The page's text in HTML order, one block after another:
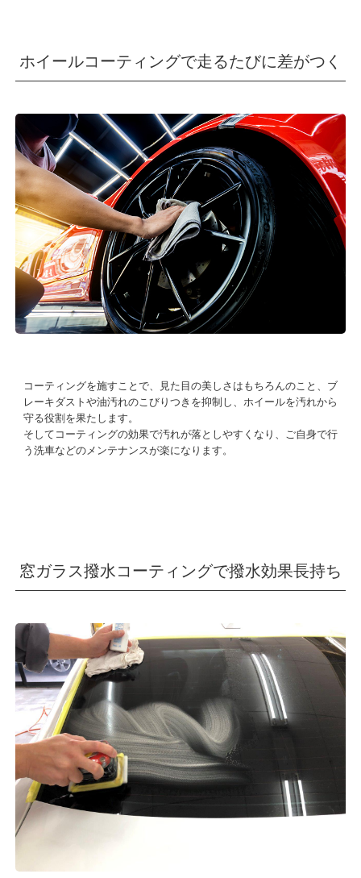
ホイールコーティングで走るたびに差がつく
コーティングを施すことで、見た目の美しさはもちろんのこと、 ブ
レーキダストや油汚れのこびりつきを抑制し、ホイールを汚れから
守る役割を果たします。
そしてコーティングの効果で汚れが落としやすくなり、ご自身で行
う洗車などのメンテナンスが楽になります。
窓ガラス撥水コーティングで撥水効果長持ち